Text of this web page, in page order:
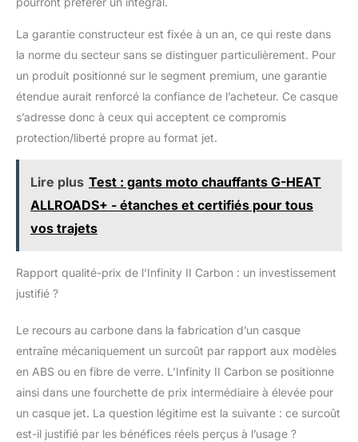
La garantie constructeur est fixée à un an, ce qui reste dans
la norme du secteur sans se distinguer particulièrement. Pour
un produit positionné sur le segment premium, une garantie
étendue aurait renforcé la confiance de l’acheteur. Ce casque
s’adresse donc à ceux qui acceptent ce compromis
protection/liberté propre au format jet.
Lire plus Test : gants moto chauffants G-HEAT
ALLROADS+ - étanches et certifiés pour tous
vos trajets
Rapport qualité-prix de l’Infinity II Carbon : un investissement
justifié ?
Le recours au carbone dans la fabrication d’un casque
entraîne mécaniquement un surcoût par rapport aux modèles
en ABS ou en fibre de verre. L’Infinity II Carbon se positionne
ainsi dans une fourchette de prix intermédiaire à élevée pour
un casque jet. La question légitime est la suivante : ce surcoût
est-il justifié par les bénéfices réels perçus à l’usage ?